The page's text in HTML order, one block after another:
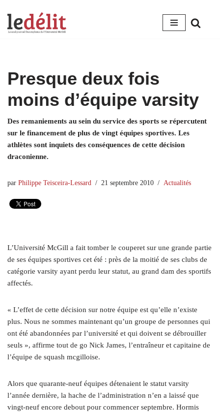
Aller
Presque deux fois
moins d’équipe varsity
Des remaniements au sein du service des sports se répercutent
sur le financement de plus de vingt équipes sportives. Les
athlètes sont inquiets des conséquences de cette décision
draconienne.
par Philippe Teisceira-Lessard 21 septembre 2010 Actualités
L’Université McGill a fait tomber le couperet sur une grande partie
de ses équipes sportives cet été : près de la moitié de ses clubs de
catégorie varsity ayant perdu leur statut, au grand dam des sportifs
affectés.
« L’effet de cette décision sur notre équipe est qu’elle n’existe
plus. Nous ne sommes maintenant qu’un groupe de personnes qui
ont été abandonnées par l’université et qui doivent se débrouiller
seuls », affirme tout de go Nick James, l’entraîneur et capitaine de
l’équipe de squash mcgilloise.
Alors que quarante-neuf équipes détenaient le statut varsity
l’année dernière, la hache de l’administration n’en a laissé que
vingt-neuf encore debout pour commencer septembre. Hormis